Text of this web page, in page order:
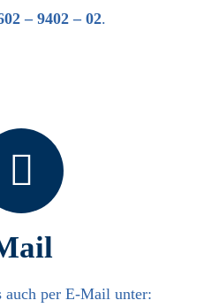
– 9402 – 02.
auch per E-Mail unter: